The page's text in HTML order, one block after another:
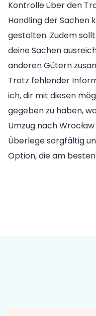
Kontrolle über den
Handling der Sachen
gestalten. Zudem
deine Sachen
anderen Gütern
Trotz fehlender
ich, dir mit diesen
gegeben zu haben,
Umzug nach
Überlege sorgfältig
Option, die am